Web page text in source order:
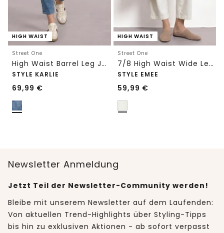
HIGH WAIST
Street One
High Waist Barrel Leg Jeans im Loose Fit
STYLE KARLIE
69,99 €
HIGH WAIST
Street One
7/8 High Waist Wide Leg Jeans im Loose Fit
STYLE EMEE
59,99 €
Newsletter Anmeldung
Jetzt Teil der Newsletter-Community werden!
Bleibe mit unserem Newsletter auf dem Laufenden:
Von aktuellen Trend-Highlights über Styling-Tipps
bis hin zu exklusiven Aktionen - ab sofort verpasst